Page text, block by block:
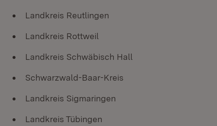
Landkreis Reutlingen
Landkreis Rottweil
Landkreis Schwäbisch Hall
Schwarzwald-Baar-Kreis
Landkreis Sigmaringen
Landkreis Tübingen